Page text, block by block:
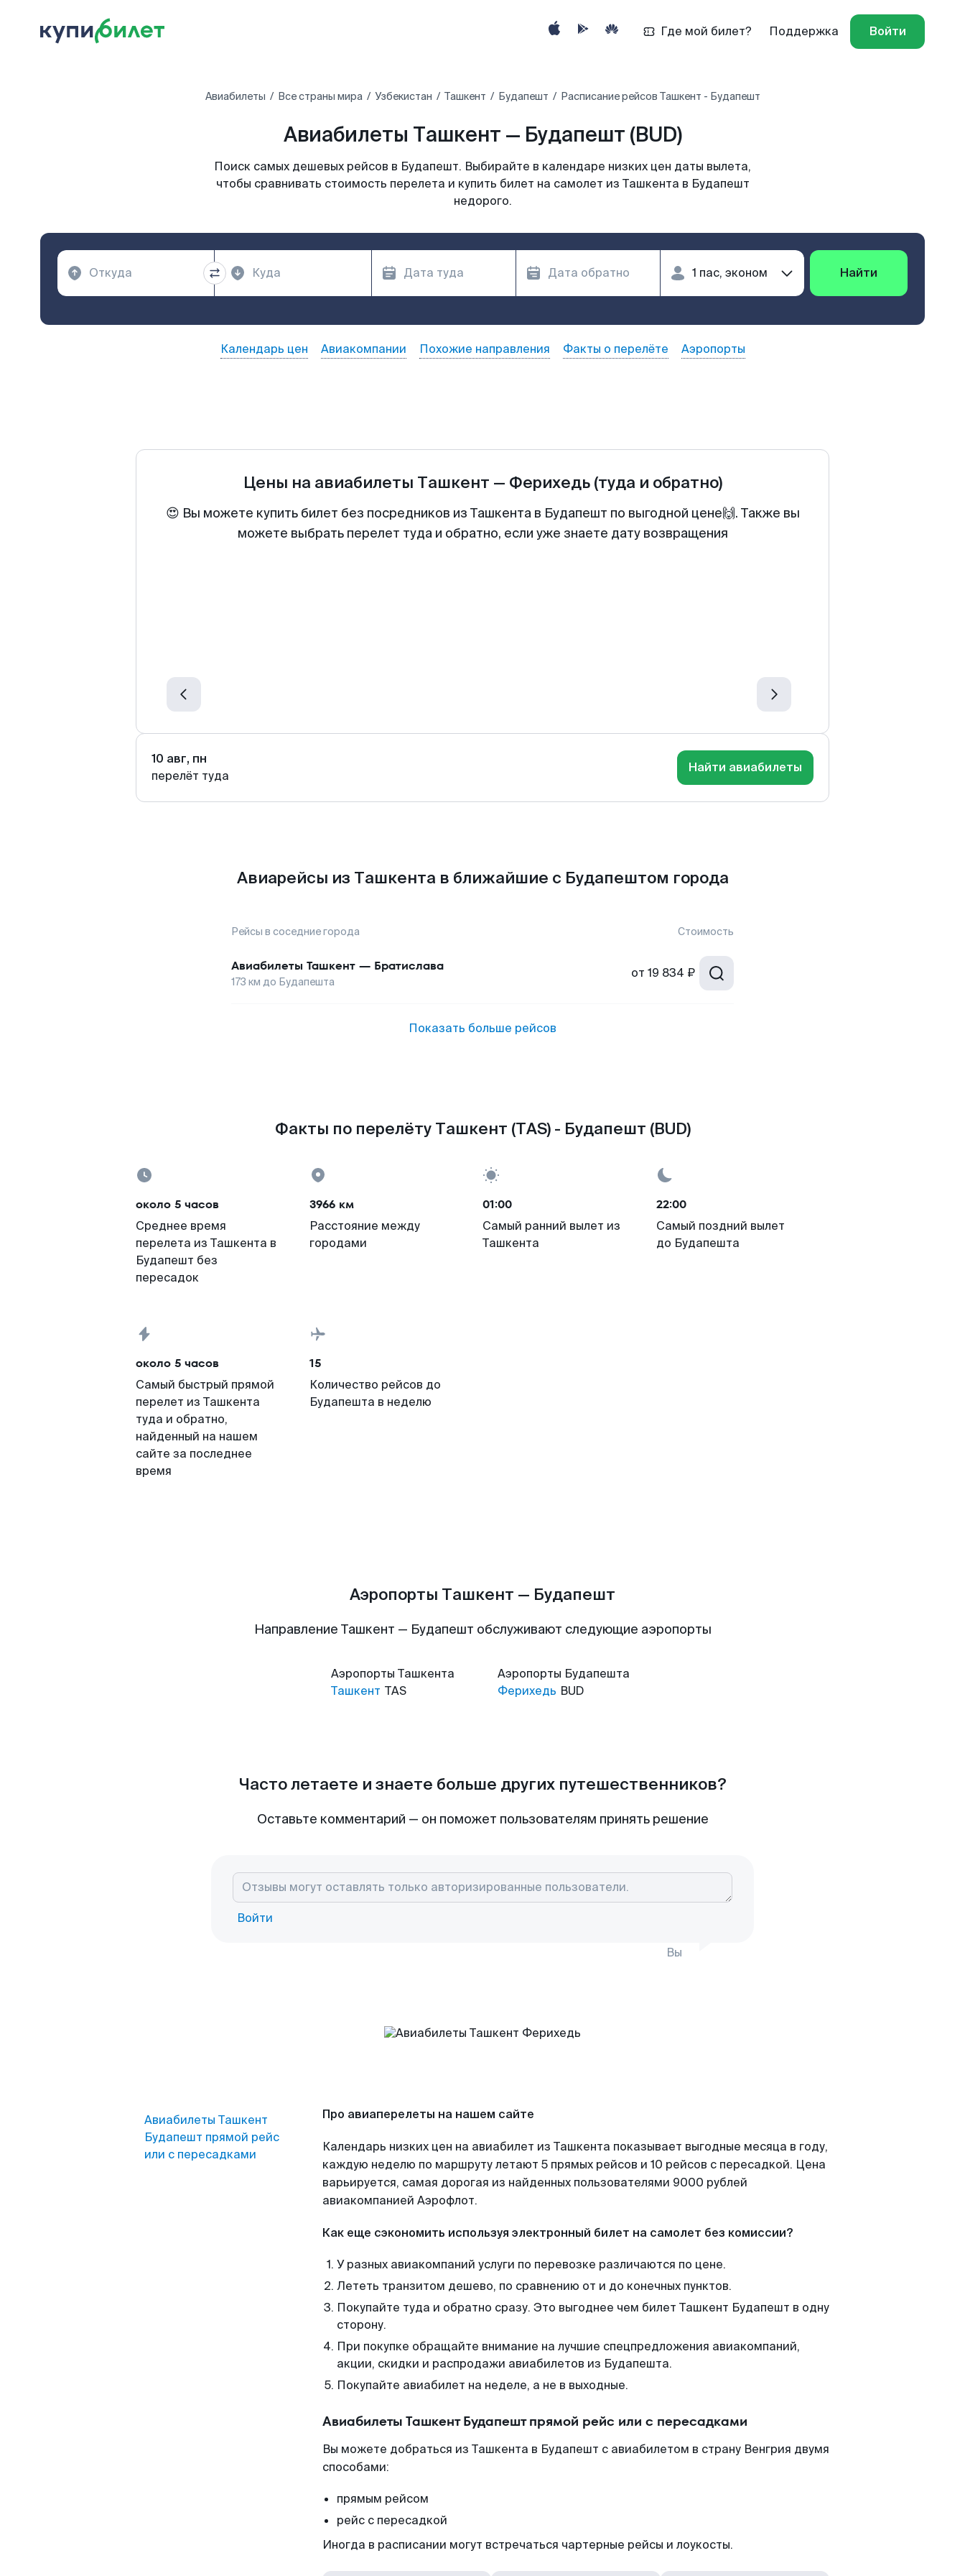
Где мой билет? Поддержка Войти
Авиабилеты Все страны мира Узбекистан Ташкент Будапешт Расписание рейсов Ташкент - Будапешт
Авиабилеты Ташкент — Будапешт (BUD)
Поиск самых дешевых рейсов в Будапешт. Выбирайте в календаре низких цен даты вылета,
чтобы сравнивать стоимость перелета и купить билет на самолет из Ташкента в Будапешт
недорого.
Найти
Календарь цен Авиакомпании Похожие направления Факты о перелёте Аэропорты
Цены на авиабилеты Ташкент — Ферихедь (туда и обратно)
😍 Вы можете купить билет без посредников из Ташкента в Будапешт по выгодной цене🙌. Также вы
можете выбрать перелет туда и обратно, если уже знаете дату возвращения
10 авг, пн
перелёт туда
Найти авиабилеты
Авиарейсы из Ташкента в ближайшие с Будапештом города
Рейсы в соседние города Стоимость
Авиабилеты Ташкент — Братислава
173 км до Будапешта
от 19 834 ₽
Показать больше рейсов
Факты по перелёту Ташкент (TAS) - Будапешт (BUD)
около 5 часов
Среднее время
перелета из Ташкента в
Будапешт без
пересадок
3966 км
Расстояние между
городами
01:00
Самый ранний вылет из
Ташкента
22:00
Самый поздний вылет
до Будапешта
около 5 часов
Самый быстрый прямой
перелет из Ташкента
туда и обратно,
найденный на нашем
сайте за последнее
время
15
Количество рейсов до
Будапешта в неделю
Аэропорты Ташкент — Будапешт
Направление Ташкент — Будапешт обслуживают следующие аэропорты
Аэропорты Ташкента
Ташкент TAS
Аэропорты Будапешта
Ферихедь BUD
Часто летаете и знаете больше других путешественников?
Оставьте комментарий — он поможет пользователям принять решение
Войти
Вы
Авиабилеты Ташкент
Будапешт прямой рейс
или с пересадками
Про авиаперелеты на нашем сайте
Календарь низких цен на авиабилет из Ташкента показывает выгодные месяца в году,
каждую неделю по маршруту летают 5 прямых рейсов и 10 рейсов с пересадкой. Цена
варьируется, самая дорогая из найденных пользователями 9000 рублей
авиакомпанией Аэрофлот.
Как еще сэкономить используя электронный билет на самолет без комиссии?
У разных авиакомпаний услуги по перевозке различаются по цене.
Лететь транзитом дешево, по сравнению от и до конечных пунктов.
Покупайте туда и обратно сразу. Это выгоднее чем билет Ташкент Будапешт в одну
сторону.
При покупке обращайте внимание на лучшие спецпредложения авиакомпаний,
акции, скидки и распродажи авиабилетов из Будапешта.
Покупайте авиабилет на неделе, а не в выходные.
Авиабилеты Ташкент Будапешт прямой рейс или с пересадками
Вы можете добраться из Ташкента в Будапешт с авиабилетом в страну Венгрия двумя
способами:
прямым рейсом
рейс с пересадкой
Иногда в расписании могут встречаться чартерные рейсы и лоукосты.